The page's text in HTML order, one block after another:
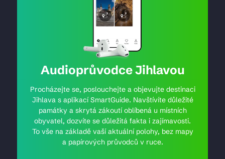
Audioprůvodce Jihlavou
Procházejte se, poslouchejte a objevujte destinaci
Jihlava s aplikací SmartGuide. Navštívíte důležité
památky a skrytá zákoutí oblíbená u místních
obyvatel, dozvíte se důležitá fakta i zajímavosti.
To vše na základě vaší aktuální polohy, bez mapy
a papírových průvodců v ruce.